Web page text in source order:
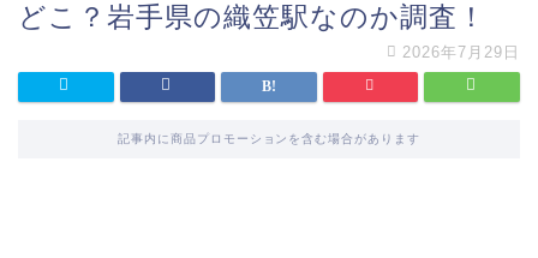
どこ？岩手県の織笠駅なのか調査！
2026年7月29日
記事内に商品プロモーションを含む場合があります